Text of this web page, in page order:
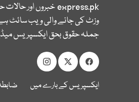
express.pkخبروں اور
وزٹ کی جانے والی ویب سائٹ
جملہ حقوق بحق ایکسپریس
ایکسپریس کے بارے میں